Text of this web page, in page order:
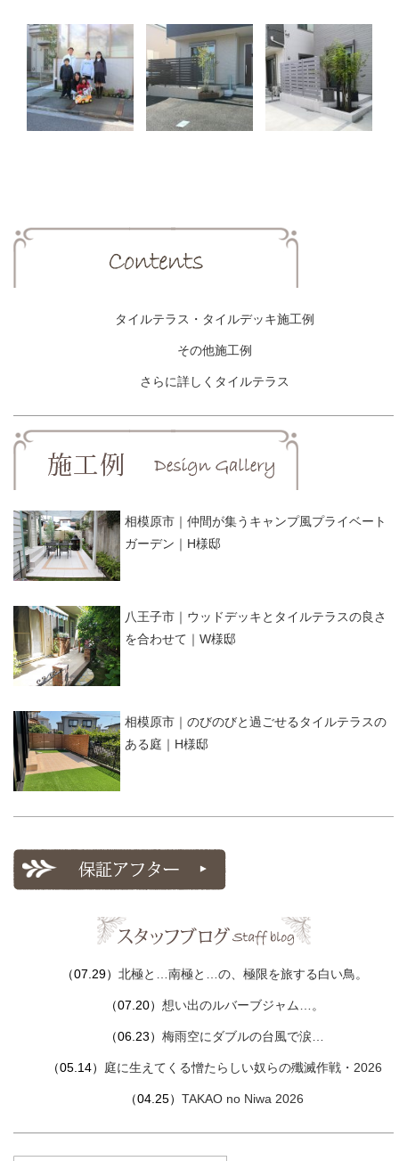
タイルテラス・タイルデッキ施工例
その他施工例
さらに詳しくタイルテラス
相模原市｜仲間が集うキャンプ風プライベート
ガーデン｜H様邸
八王子市｜ウッドデッキとタイルテラスの良さ
を合わせて｜W様邸
相模原市｜のびのびと過ごせるタイルテラスの
ある庭｜H様邸
（07.29） 北極と…南極と…の、極限を旅する白い鳥。
（07.20） 想い出のルバーブジャム…。
（06.23） 梅雨空にダブルの台風で涙…
（05.14） 庭に生えてくる憎たらしい奴らの殲滅作戦・2026
（04.25） TAKAO no Niwa 2026